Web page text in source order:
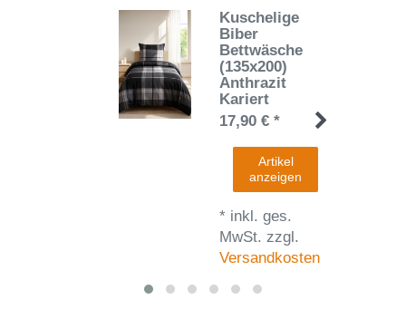
Kuschelige
Biber
Bettwäsche
(135x200)
Anthrazit
Kariert
17,90 € *
Artikel
anzeigen
* inkl. ges.
MwSt. zzgl.
Versandkosten